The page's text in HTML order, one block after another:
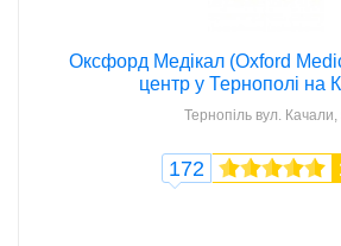
Оксфорд Медікал (Oxford
центр у Тернополі на
Тернопіль вул. Качали,
172